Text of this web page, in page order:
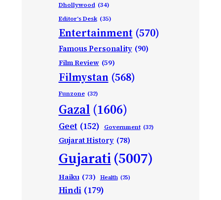
Dhollywood (34)
Editor's Desk (35)
Entertainment (570)
Famous Personality (90)
Film Review (59)
Filmystan (568)
Funzone (32)
Gazal (1606)
Geet (152) Government (32)
Gujarat History (78)
Gujarati(5007)
Haiku (73) Health (25)
Hindi (179)